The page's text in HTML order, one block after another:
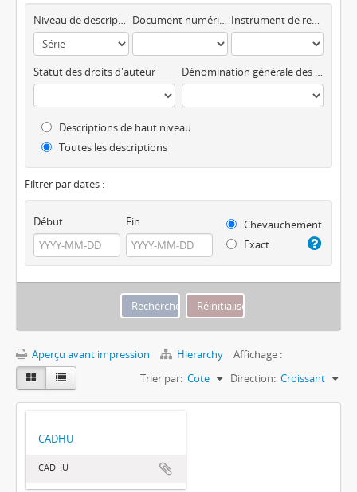
Niveau de description Document numérique disponible Instrument de recherche
Statut des droits d'auteur Dénomination générale des documents
Descriptions de haut niveau
Toutes les descriptions
Filtrer par dates :
Début Fin
Chevauchement
Exact
Aperçu avant impression Hierarchy
Affichage :
Trier par: Cote Direction: Croissant
CADHU
CADHU